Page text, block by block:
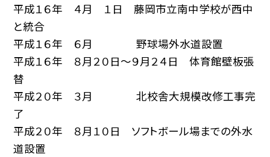
平成１６年 ４月 １日 藤岡市立南中学校が西中
と統合
平成１６年 ６月 野球場外水道設置
平成１６年 ８月２０日～９月２４日 体育館壁板張
替
平成２０年 ３月 北校舎大規模改修工事完
了
平成２０年 ８月１０日 ソフトボール場までの外水
道設置